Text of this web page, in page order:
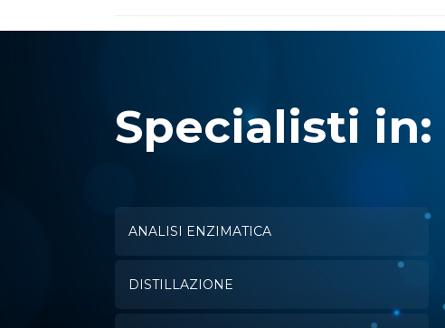
Specialisti in:
ANALISI ENZIMATICA
DISTILLAZIONE